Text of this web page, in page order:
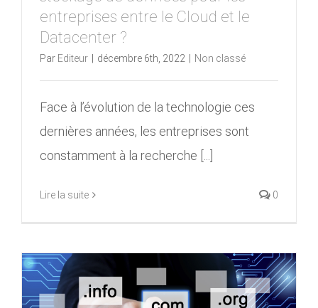
entreprises entre le Cloud et le
Datacenter ?
Par Editeur décembre 6th, 2022 Non classé
Face à l’évolution de la technologie ces
dernières années, les entreprises sont
constamment à la recherche [...]
Lire la suite 0